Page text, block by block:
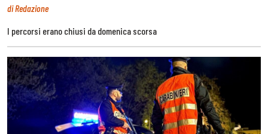
di Redazione
I percorsi erano chiusi da domenica scorsa